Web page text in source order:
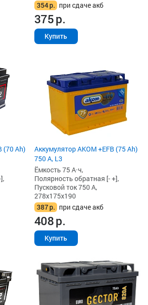
354р. при сдаче акб
375р.
Купить
(70 Ah)
Аккумулятор AKOM +EFB (75 Ah)
750 А, L3
Ёмкость 75 А·ч,
Полярность обратная [- +],
Пусковой ток 750 А,
278x175x190
387р. при сдаче акб
408р.
Купить